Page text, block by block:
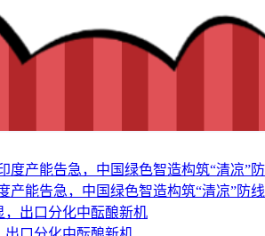
产能告急，中国绿色智造构筑“清凉”防线